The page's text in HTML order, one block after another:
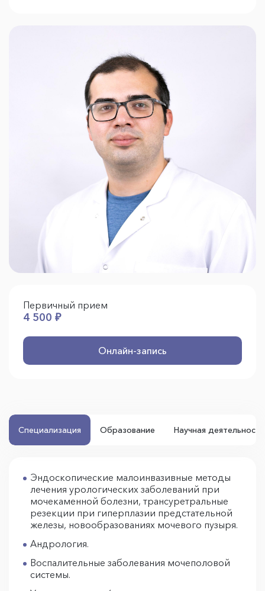
Первичный прием
4 500 ₽
Онлайн-запись
Специализация Образование Научная деятельность
Эндоскопические малоинвазивные методы
лечения урологических заболеваний при
мочекаменной болезни, трансуретральные
резекции при гиперплазии предстательной
железы, новообразованиях мочевого пузыря.
Андрология.
Воспалительные заболевания мочеполовой
системы.